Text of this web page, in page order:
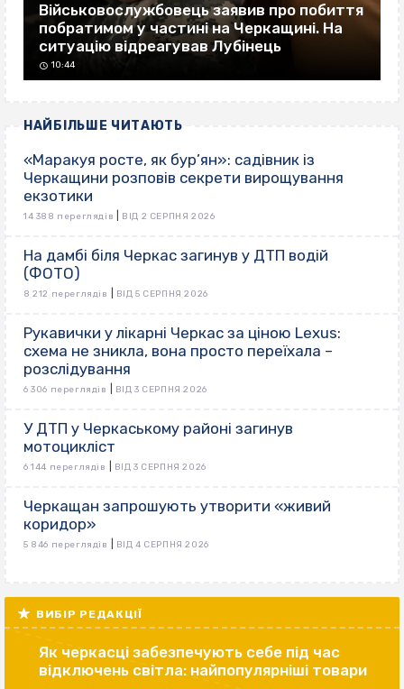
Військовослужбовець заявив про побиття
побратимом у частині на Черкащині. На
ситуацію відреагував Лубінець
10:44
НАЙБІЛЬШЕ ЧИТАЮТЬ
«Маракуя росте, як бур’ян»: садівник із
Черкащини розповів секрети вирощування
екзотики
14 388 переглядів ВІД 2 СЕРПНЯ 2026
На дамбі біля Черкас загинув у ДТП водій
(ФОТО)
8 212 переглядів ВІД 5 СЕРПНЯ 2026
Рукавички у лікарні Черкас за ціною Lexus:
схема не зникла, вона просто переїхала –
розслідування
6 306 переглядів ВІД 3 СЕРПНЯ 2026
У ДТП у Черкаському районі загинув
мотоцикліст
6 144 переглядів ВІД 3 СЕРПНЯ 2026
Черкащан запрошують утворити «живий
коридор»
5 846 переглядів ВІД 4 СЕРПНЯ 2026
ВИБІР РЕДАКЦІЇ
Як черкасці забезпечують себе під час
відключень світла: найпопулярніші товари